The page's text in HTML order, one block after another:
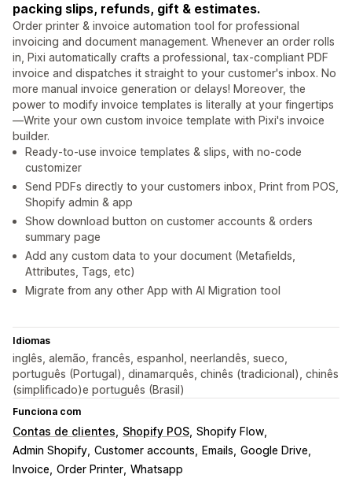
packing slips, refunds, gift & estimates.
Order printer & invoice automation tool for professional
invoicing and document management. Whenever an order rolls
in, Pixi automatically crafts a professional, tax-compliant PDF
invoice and dispatches it straight to your customer's inbox. No
more manual invoice generation or delays! Moreover, the
power to modify invoice templates is literally at your fingertips
—Write your own custom invoice template with Pixi's invoice
builder.
Ready-to-use invoice templates & slips, with no-code
customizer
Send PDFs directly to your customers inbox, Print from POS,
Shopify admin & app
Show download button on customer accounts & orders
summary page
Add any custom data to your document (Metafields,
Attributes, Tags, etc)
Migrate from any other App with AI Migration tool
Idiomas
inglês, alemão, francês, espanhol, neerlandês, sueco,
português (Portugal), dinamarquês, chinês (tradicional), chinês
(simplificado)e português (Brasil)
Funciona com
Contas de clientes Shopify POS Shopify Flow
Admin Shopify Customer accounts Emails Google Drive
Invoice Order Printer Whatsapp